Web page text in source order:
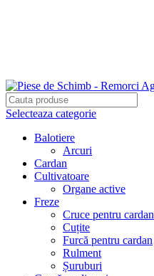
Selecteaza categorie
Balotiere
Arcuri
Cardan
Cultivatoare
Organe active
Freze
Cruce pentru cardan
Cuțite
Furcă pentru cardan
Rulment
Șuruburi